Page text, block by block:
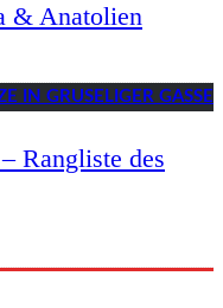
& Anatolien
Rangliste des